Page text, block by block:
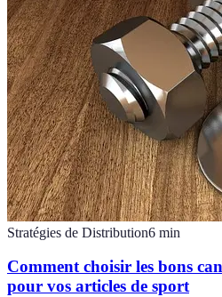
Stratégies de Distribution6 min
Comment choisir les bons
pour vos articles de sport